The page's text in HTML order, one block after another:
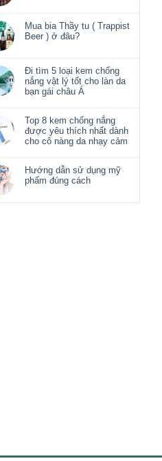
Mua bia Thầy tu ( Trappist
Beer ) ở đâu?
Đi tìm 5 loại kem chống
nắng vật lý tốt cho làn da
bạn gái châu Á
Top 8 kem chống nắng
được yêu thích nhất dành
cho cô nàng da nhạy cảm
Hướng dẫn sử dụng mỹ
phẩm đúng cách